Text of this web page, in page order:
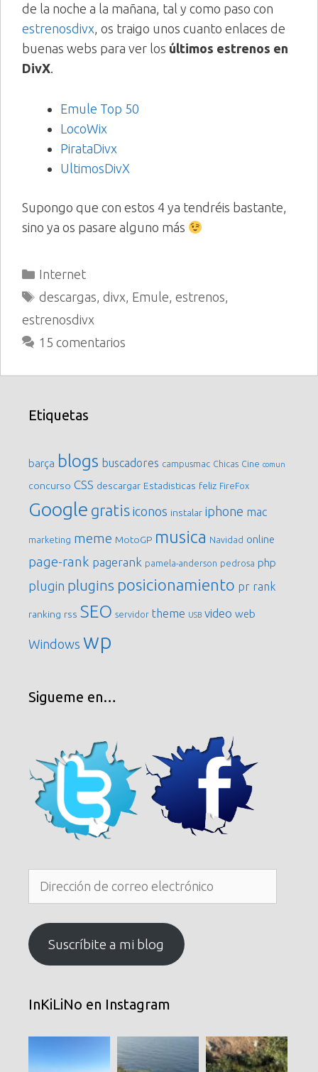
de la noche a la mañana, tal y como paso con
estrenosdivx, os traigo unos cuanto enlaces de
buenas webs para ver los últimos estrenos en
DivX.
Emule Top 50
LocoWix
PirataDivx
UltimosDivX
Supongo que con estos 4 ya tendréis bastante,
sino ya os pasare alguno más
Categorías
Internet
Etiquetas
descargas, divx, Emule, estrenos,
estrenosdivx
15 comentarios
Etiquetas
barça blogs buscadores campusmac Chicas Cine comun
concurso CSS descargar Estadisticas feliz FireFox
Google gratis iconos instalar iphone mac
marketing meme MotoGP musica Navidad online
page-rank pagerank pamela-anderson pedrosa php
plugin plugins posicionamiento pr rank
ranking rss SEO servidor theme USB video web
Windows wp
Sigueme en…
electrónico
Suscríbite a mi blog
InKiLiNo en Instagram